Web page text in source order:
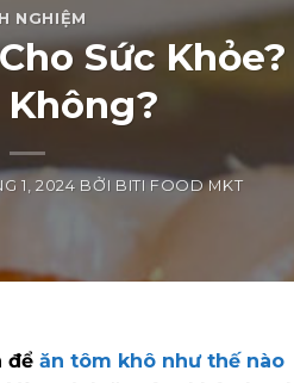
NGHIỆM
Sức
1, 2024 BỞI BITI FOOD MKT
để ăn tôm khô như thế nào